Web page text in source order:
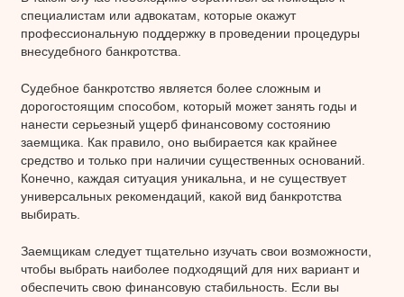
специалистам или адвокатам, которые окажут
профессиональную поддержку в проведении процедуры
внесудебного банкротства.
Судебное банкротство является более сложным и
дорогостоящим способом, который может занять годы и
нанести серьезный ущерб финансовому состоянию
заемщика. Как правило, оно выбирается как крайнее
средство и только при наличии существенных оснований.
Конечно, каждая ситуация уникальна, и не существует
универсальных рекомендаций, какой вид банкротства
выбирать.
Заемщикам следует тщательно изучать свои возможности,
чтобы выбрать наиболее подходящий для них вариант и
обеспечить свою финансовую стабильность. Если вы